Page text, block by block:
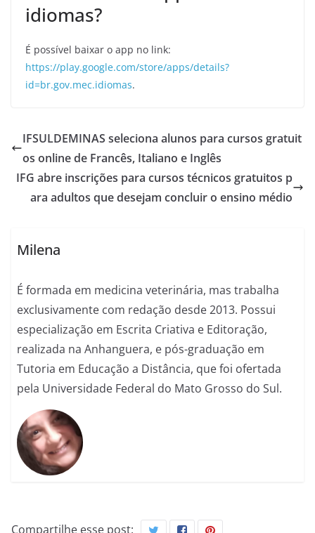
idiomas?
É possível baixar o app no link:
https://play.google.com/store/apps/details?
id=br.gov.mec.idiomas.
IFSULDEMINAS seleciona alunos para cursos gratuit
os online de Francês, Italiano e Inglês
IFG abre inscrições para cursos técnicos gratuitos p
ara adultos que desejam concluir o ensino médio
Milena
É formada em medicina veterinária, mas trabalha
exclusivamente com redação desde 2013. Possui
especialização em Escrita Criativa e Editoração,
realizada na Anhanguera, e pós-graduação em
Tutoria em Educação a Distância, que foi ofertada
pela Universidade Federal do Mato Grosso do Sul.
Compartilhe esse post: